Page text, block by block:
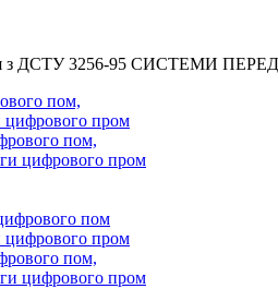
з ДСТУ 3256-95
пом,
цифрового пром
пом,
цифрового пром
пом
цифрового пром
пом,
цифрового пром